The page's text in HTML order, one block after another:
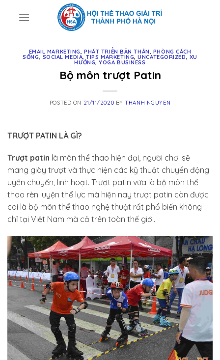
EMAIL MARKETING,PHÁT TRIỂN BẢN THÂN, PHÒNG CÁCH
SỐNG, SOCIAL MEDIA,TIPS MARKETING,UNCATEGORIZED, XU
HƯỚNG,YOGA BUSINESS
Bộ môn trượt Patin
POSTED ON 21/11/2020 BYTHANH NGUYEN
TRƯỢT PATIN LÀ GÌ?
Trượt patin là môn thể thao hiện đại, người chơi sẽ
mang giày trượt và thực hiện các kỹ thuật chuyển động
uyển chuyển, linh hoạt. Trượt patin vừa là bộ môn thể
thao rèn luyện thể lực mà hiện nay trượt patin còn được
coi là bộ môn thể thao nghệ thuật rất phổ biến không
chỉ tại Việt Nam mà cả trên toàn thế giới.